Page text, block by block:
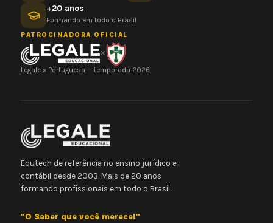
+20 anos
Formando em todo o Brasil
PATROCINADORA OFICIAL
×
Legale × Portuguesa — temporada 2026
Edutech de referência no ensino jurídico e
contábil desde 2003. Mais de 20 anos
formando profissionais em todo o Brasil.
"O Saber que você merece!"